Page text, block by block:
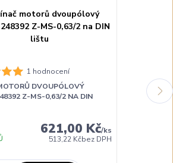
1 hodnocení
DVOUPÓLOVÝ
Z-MS-0,63/2 NA DIN
621,00 Kč/ks
513,22 Kčbez DPH
EATON